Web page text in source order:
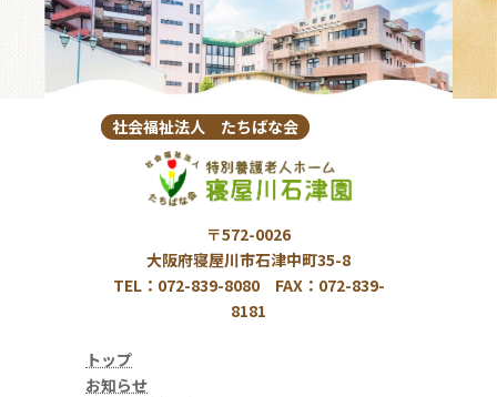
社会福祉法人 たちばな会
〒572-0026
大阪府寝屋川市石津中町35-8
TEL：072-839-8080 FAX：072-839-
8181
トップ
お知らせ